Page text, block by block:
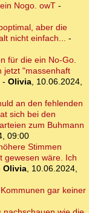
Nogo. owT -
aber die
nicht einfach... -
für die ein No-Go.
jetzt "massenhaft
- Olivia, 10.06.2024,
an den fehlenden
sich bei den
zum Buhmann
09:00
Stimmen
gewesen wäre. Ich
Olivia, 10.06.2024,
gar keiner